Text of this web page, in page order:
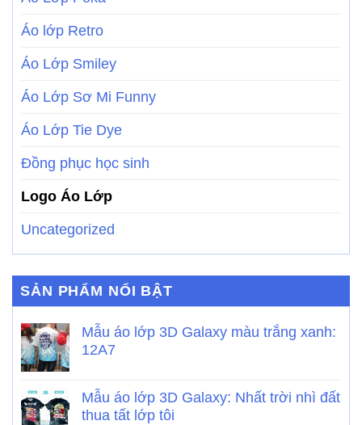
Áo lớp Retro
Áo Lớp Smiley
Áo Lớp Sơ Mi Funny
Áo Lớp Tie Dye
Đồng phục học sinh
Logo Áo Lớp
Uncategorized
SẢN PHẨM NỔI BẬT
Mẫu áo lớp 3D Galaxy màu trắng xanh:
12A7
Mẫu áo lớp 3D Galaxy: Nhất trời nhì đất
thua tất lớp tôi